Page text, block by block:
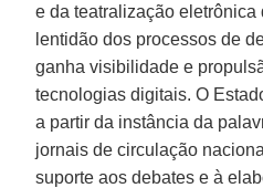
e da teatralização eletrônica
lentidão dos processos de
ganha visibilidade e
tecnologias digitais. O
a partir da instância da
jornais de circulação
suporte aos debates e à